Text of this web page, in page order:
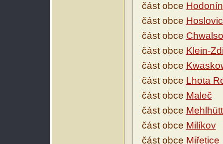
část obce Hodonín
část obce
část obce
část obce Klein-
část obce
část obce Lhota
část obce Maleč
část obce
část obce Milíkov
část obce Miřetice